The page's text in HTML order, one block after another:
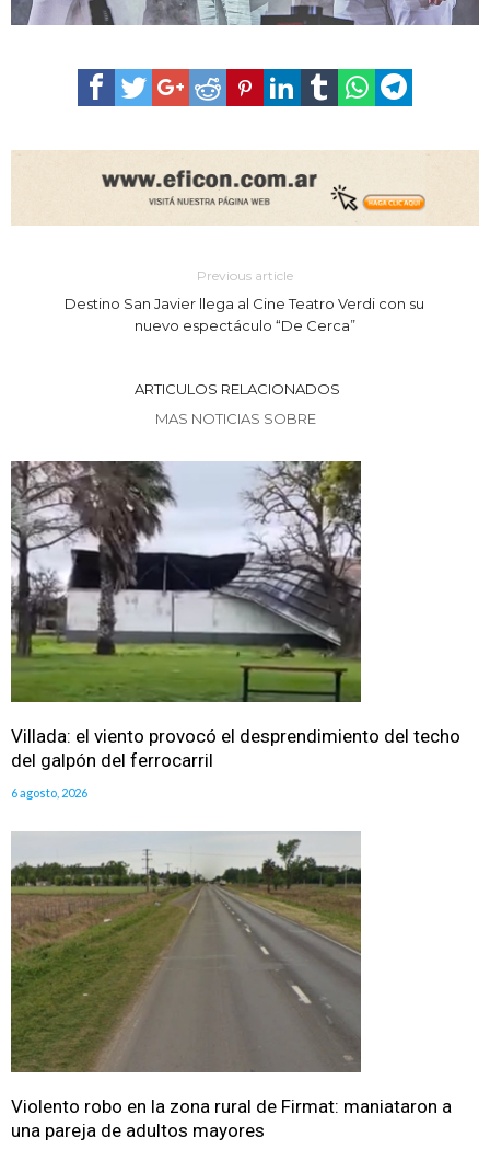
Previous article
Destino San Javier llega al Cine Teatro Verdi con su
nuevo espectáculo “De Cerca”
ARTICULOS RELACIONADOS
MAS NOTICIAS SOBRE
Villada: el viento provocó el desprendimiento del techo
del galpón del ferrocarril
6 agosto, 2026
Violento robo en la zona rural de Firmat: maniataron a
una pareja de adultos mayores